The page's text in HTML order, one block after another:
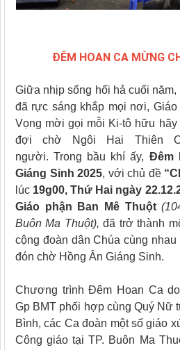
ĐÊM HOAN CA MỪNG
Giữa nhịp sống hối hả cuối
đã rực sáng khắp mọi nơi, Giáo
Vọng mời gọi mỗi Ki-tô hữu
đợi chờ Ngôi Hai Thiên
người. Trong bầu khí ấy, Đêm
Giáng Sinh 2025, với chủ đề
lúc 19g00, Thứ Hai ngày
Giáo phận Ban Mê Thuột
Buôn Ma Thuột), đã trở thành
cộng đoàn dân Chúa cùng
đón chờ Hồng Ân Giáng Sinh.
Chương trình Đêm Hoan Ca
Gp BMT phối hợp cùng Quý Nữ
Bình, các Ca đoàn một số giáo
Công giáo tại TP. Buôn Ma